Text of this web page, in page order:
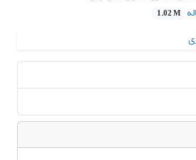
1.02 M